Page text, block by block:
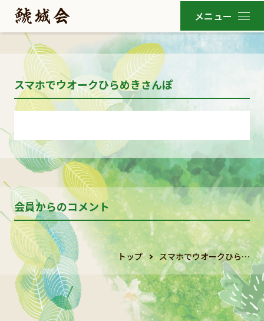
スマホでウオークひらめきさんぽ
会員からのコメント
トップ スマホでウオークひら…